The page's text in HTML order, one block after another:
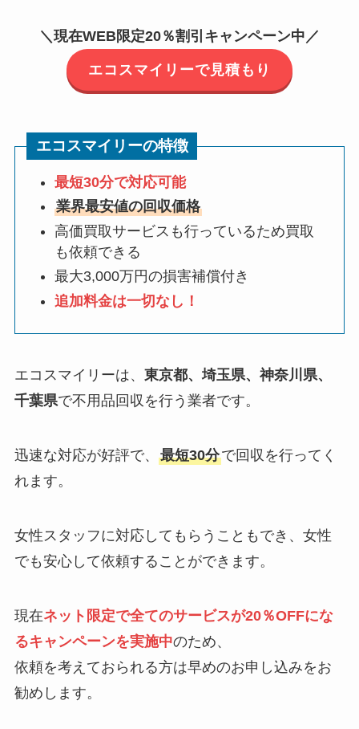
＼現在WEB限定20％割引キャンペーン中／
エコスマイリーで見積もり
エコスマイリーの特徴
最短30分で対応可能
業界最安値の回収価格
高価買取サービスも行っているため買取
も依頼できる
最大3,000万円の損害補償付き
追加料金は一切なし！
エコスマイリーは、 東京都、埼玉県、神奈川県、
千葉県で不用品回収を行う業者です。
迅速な対応が好評で、 最短30分で回収を行ってく
れます。
女性スタッフに対応してもらうこともでき、女性
でも安心して依頼することができます。
現在ネット限定で全てのサービスが20％OFFにな
るキャンペーンを実施中のため、
依頼を考えておられる方は早めのお申し込みをお
勧めします。